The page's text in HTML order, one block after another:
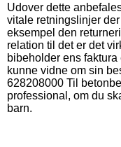
Udover dette
vitale retningslinjer
eksempel den
relation til det er det
bibeholder ens
kunne vidne om sin
628208000 Til
professional, om du
barn.